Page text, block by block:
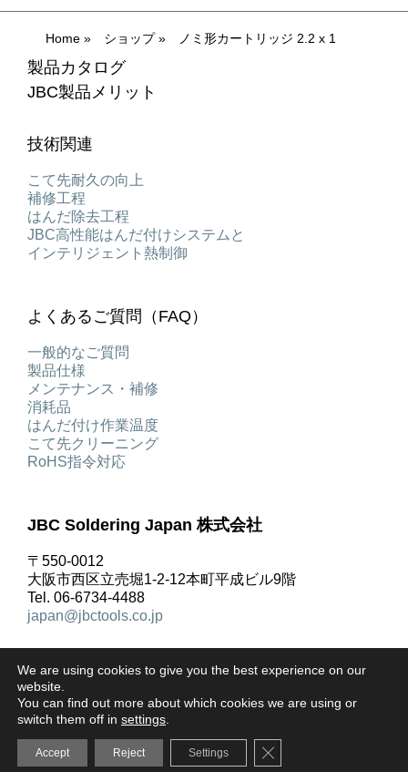
Home» ショップ» ノミ形カートリッジ 2.2 x 1
製品カタログ
JBC製品メリット
技術関連
こて先耐久の向上
補修工程
はんだ除去工程
JBC高性能はんだ付けシステムと
インテリジェント熱制御
よくあるご質問（FAQ）
一般的なご質問
製品仕様
メンテナンス・補修
消耗品
はんだ付け作業温度
こて先クリーニング
RoHS指令対応
JBC Soldering Japan 株式会社
〒550-0012
大阪市西区立売堀1-2-12本町平成ビル9階
Tel. 06-6734-4488
japan@jbctools.co.jp
著作権 © JBC Soldering S.L. |
ライバシーポリシー|ご利用規約|クッキーポリシー
お問合せ
We are using cookies to give you the best experience on our
website.
You can find out more about which cookies we are using or
switch them off in settings
Accept Reject Settings Close GDPR Cookie